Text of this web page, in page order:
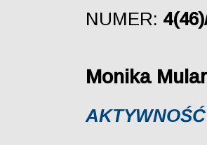
NUMER:
Monika